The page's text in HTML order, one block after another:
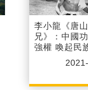
李小龍《唐
兄》：中國
強權 喚起民